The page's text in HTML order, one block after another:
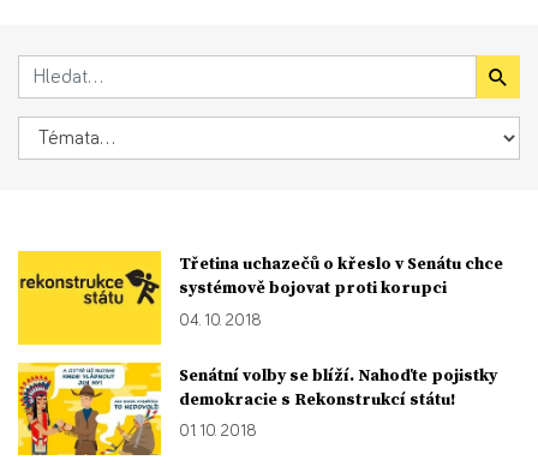
Třetina uchazečů o křeslo v Senátu chce
systémově bojovat proti korupci
04. 10. 2018
Senátní volby se blíží. Nahoďte pojistky
demokracie s Rekonstrukcí státu!
01. 10. 2018